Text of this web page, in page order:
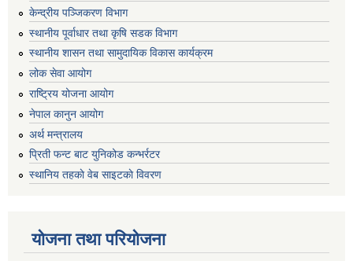
केन्द्रीय पञ्जिकरण विभाग
स्थानीय पूर्वाधार तथा कृषि सडक विभाग
स्थानीय शासन तथा सामुदायिक विकास कार्यक्रम
लोक सेवा आयोग
राष्ट्रिय योजना आयोग
नेपाल कानुन आयोग
अर्थ मन्त्रालय
प्रिती फन्ट बाट युनिकोड कन्भर्रटर
स्थानिय तहकाे वेब साइटकाे विवरण
योजना तथा परियोजना